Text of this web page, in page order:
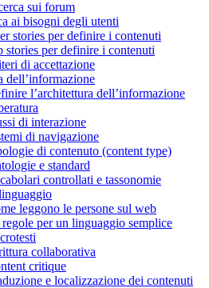
sui forum
ai bisogni degli utenti
stories per definire i contenuti
stories per definire i contenuti
di accettazione
dell’informazione
l’architettura dell’informazione
di interazione
di navigazione
di contenuto (content type)
e standard
controllati e tassonomie
leggono le persone sul web
per un linguaggio semplice
collaborativa
critique
e localizzazione dei contenuti